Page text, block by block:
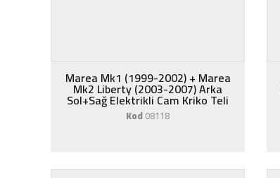
Marea Mk1 (1999-2002) + Marea
Mk2 Liberty (2003-2007) Arka
Sol+Sağ Elektrikli Cam Kriko Teli
Kod08118